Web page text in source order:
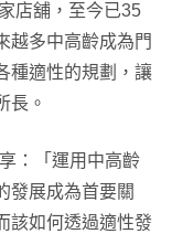
店舖，至今已35
越多中高齡成為門
種適性的規劃，讓
長。
：「運用中高齡
發展成為首要關
該如何透過適性發